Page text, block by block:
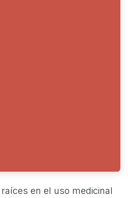
en el uso medicinal